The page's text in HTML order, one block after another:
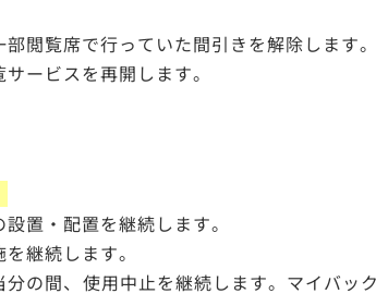
閲覧席で行っていた間引きを解除します。
ービスを再開します。
置・配置を継続します。
継続します。
の間、使用中止を継続します。マイバッ